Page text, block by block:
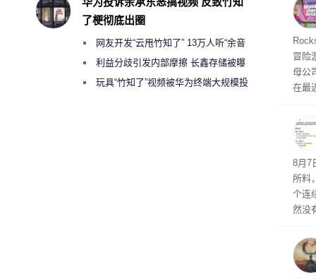
命令
起
防御
气将
发效
期
冒险
母公
在最
ss
悄
8月7
所料
个连
然没
有
着——
线
了梗彻底出圈
网友开发“云甩竹知了” 13万人听“余音
绕梁”利益分歧引发内部摩擦 长鑫存储被曝
曾将华为驻场工程师驱逐出研发基地
玩具“竹知了”视频被华为终端大规模投